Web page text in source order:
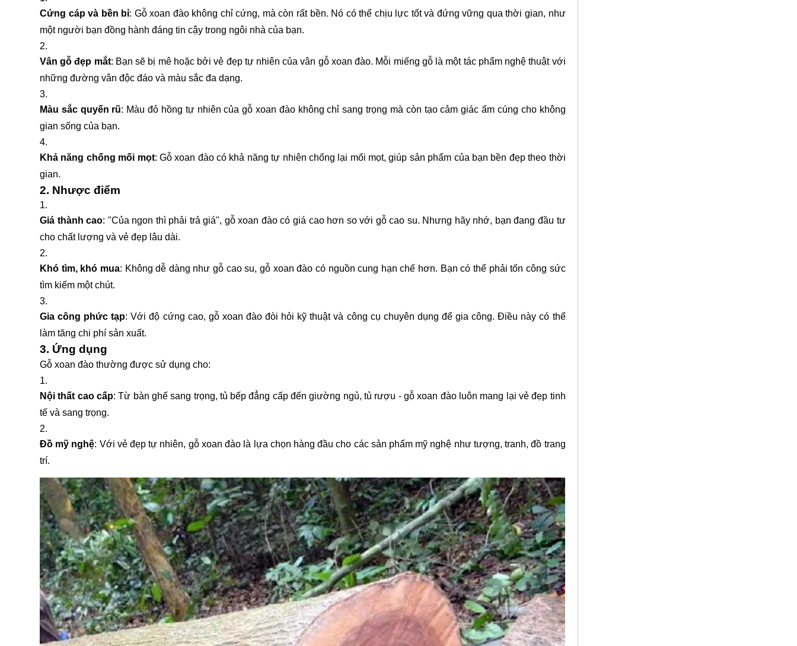
Cứng cáp và bền bỉ: Gỗ xoan đào không chỉ cứng, mà còn rất bền. Nó có thể chịu lực tốt và đứng vững qua thời gian, như
một người bạn đồng hành đáng tin cậy trong ngôi nhà của bạn.
Vân gỗ đẹp mắt: Bạn sẽ bị mê hoặc bởi vẻ đẹp tự nhiên của vân gỗ xoan đào. Mỗi miếng gỗ là một tác phẩm nghệ thuật với
những đường vân độc đáo và màu sắc đa dạng.
Màu sắc quyến rũ: Màu đỏ hồng tự nhiên của gỗ xoan đào không chỉ sang trọng mà còn tạo cảm giác ấm cúng cho không
gian sống của bạn.
Khả năng chống mối mọt: Gỗ xoan đào có khả năng tự nhiên chống lại mối mọt, giúp sản phẩm của bạn bền đẹp theo thời
gian.
2. Nhược điểm
Giá thành cao: "Của ngon thì phải trả giá", gỗ xoan đào có giá cao hơn so với gỗ cao su. Nhưng hãy nhớ, bạn đang đầu tư
cho chất lượng và vẻ đẹp lâu dài.
Khó tìm, khó mua: Không dễ dàng như gỗ cao su, gỗ xoan đào có nguồn cung hạn chế hơn. Bạn có thể phải tốn công sức
tìm kiếm một chút.
Gia công phức tạp: Với độ cứng cao, gỗ xoan đào đòi hỏi kỹ thuật và công cụ chuyên dụng để gia công. Điều này có thể
làm tăng chi phí sản xuất.
3. Ứng dụng
Gỗ xoan đào thường được sử dụng cho:
Nội thất cao cấp: Từ bàn ghế sang trọng, tủ bếp đẳng cấp đến giường ngủ, tủ rượu - gỗ xoan đào luôn mang lại vẻ đẹp tinh
tế và sang trọng.
Đồ mỹ nghệ: Với vẻ đẹp tự nhiên, gỗ xoan đào là lựa chọn hàng đầu cho các sản phẩm mỹ nghệ như tượng, tranh, đồ trang
trí.